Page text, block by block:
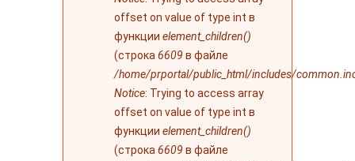
offset on value of type int в
функции element_children()
(строка 6609 в файле
/home/prportal/public_html/includes/
Notice: Trying to access array
offset on value of type int в
функции element_children()
(строка 6609 в файле